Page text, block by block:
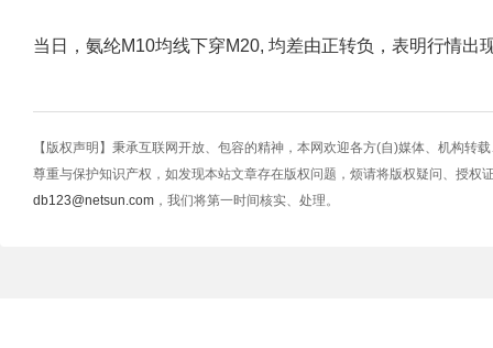
当日，氨纶M10均线下穿M20, 均差由正转负，表明行情出
【版权声明】秉承互联网开放、包容的精神，本网欢迎各方(自)媒体、机构转
尊重与保护知识产权，如发现本站文章存在版权问题，烦请将版权疑问、授权
db123@netsun.com ，我们将第一时间核实、处理。